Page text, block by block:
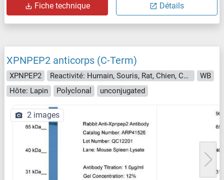
Fiche technique Détails
XPNPEP2 anticorps (C-Term)
XPNPEP2 Reactivité: Humain, Souris, Rat, Chien, Cheval, Lapin, Cobaye, Boeuf (Vache)
WB
Hôte: Lapin
Polyclonal unconjugated
2 images